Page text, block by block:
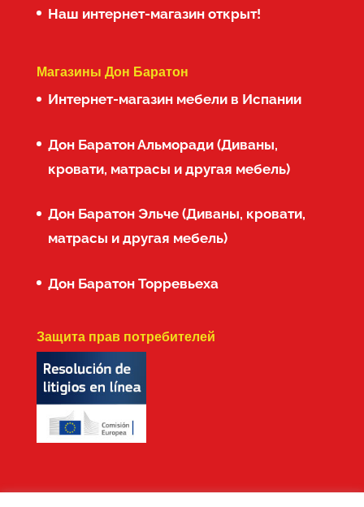
Наш интернет-магазин открыт!
Магазины Дон Баратон
Интернет-магазин мебели в Испании
Дон Баратон Альморади (Диваны,
кровати, матрасы и другая мебель)
Дон Баратон Эльче (Диваны, кровати,
матрасы и другая мебель)
Дон Баратон Торревьеха
Защита прав потребителей